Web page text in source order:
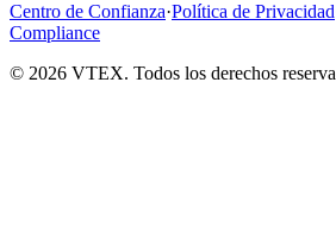
Centro de Confianza·Política de Privacidad
Compliance
© 2026 VTEX. Todos los derechos